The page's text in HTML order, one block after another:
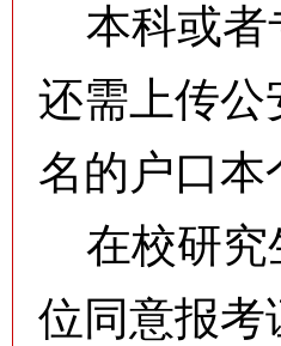
本科或者
还需上传公
名的户口本
在校研究
位同意报考